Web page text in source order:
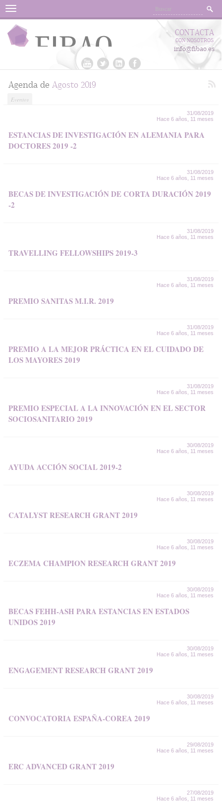
Menu
CONTACTA
CON NOSOTROS
info@fibao.es
Agenda de Agosto 2019
Eventos
31/08/2019
Hace 6 años, 11 meses
ESTANCIAS DE INVESTIGACIÓN EN ALEMANIA PARA
DOCTORES 2019 -2
31/08/2019
Hace 6 años, 11 meses
BECAS DE INVESTIGACIÓN DE CORTA DURACIÓN 2019
-2
31/08/2019
Hace 6 años, 11 meses
TRAVELLING FELLOWSHIPS 2019-3
31/08/2019
Hace 6 años, 11 meses
PREMIO SANITAS M.I.R. 2019
31/08/2019
Hace 6 años, 11 meses
PREMIO A LA MEJOR PRÁCTICA EN EL CUIDADO DE
LOS MAYORES 2019
31/08/2019
Hace 6 años, 11 meses
PREMIO ESPECIAL A LA INNOVACIÓN EN EL SECTOR
SOCIOSANITARIO 2019
30/08/2019
Hace 6 años, 11 meses
AYUDA ACCIÓN SOCIAL 2019-2
30/08/2019
Hace 6 años, 11 meses
CATALYST RESEARCH GRANT 2019
30/08/2019
Hace 6 años, 11 meses
ECZEMA CHAMPION RESEARCH GRANT 2019
30/08/2019
Hace 6 años, 11 meses
BECAS FEHH-ASH PARA ESTANCIAS EN ESTADOS
UNIDOS 2019
30/08/2019
Hace 6 años, 11 meses
ENGAGEMENT RESEARCH GRANT 2019
30/08/2019
Hace 6 años, 11 meses
CONVOCATORIA ESPAÑA-COREA 2019
29/08/2019
Hace 6 años, 11 meses
ERC ADVANCED GRANT 2019
27/08/2019
Hace 6 años, 11 meses